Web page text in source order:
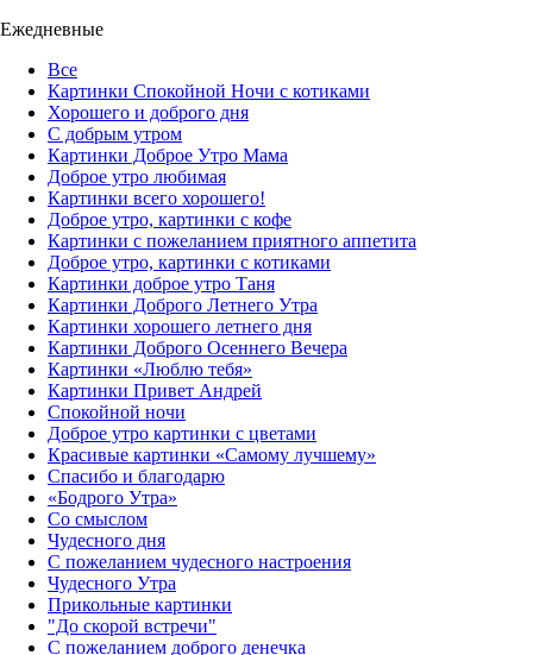
Ежедневные
Все
Картинки Спокойной Ночи с котиками
Хорошего и доброго дня
С добрым утром
Картинки Доброе Утро Мама
Доброе утро любимая
Картинки всего хорошего!
Доброе утро, картинки с кофе
Картинки с пожеланием приятного аппетита
Доброе утро, картинки с котиками
Картинки доброе утро Таня
Картинки Доброго Летнего Утра
Картинки хорошего летнего дня
Картинки Доброго Осеннего Вечера
Картинки «Люблю тебя»
Картинки Привет Андрей
Спокойной ночи
Доброе утро картинки с цветами
Красивые картинки «Самому лучшему»
Спасибо и благодарю
«‎Бодрого Утра»‎
Со смыслом
Чудесного дня
С пожеланием чудесного настроения
Чудесного Утра
Прикольные картинки
"До скорой встречи"
С пожеланием доброго денечка